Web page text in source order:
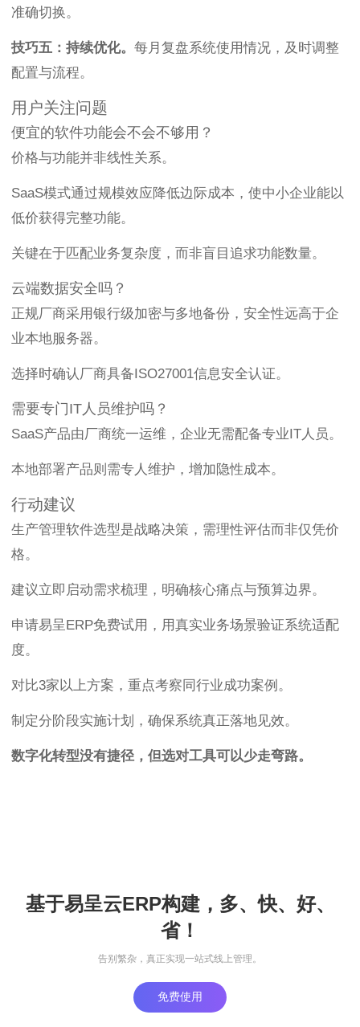
准确切换。
技巧五：持续优化。 每月复盘系统使用情况，及时调整
配置与流程。
用户关注问题
便宜的软件功能会不会不够用？
价格与功能并非线性关系。
SaaS模式通过规模效应降低边际成本，使中小企业能以
低价获得完整功能。
关键在于匹配业务复杂度，而非盲目追求功能数量。
云端数据安全吗？
正规厂商采用银行级加密与多地备份，安全性远高于企
业本地服务器。
选择时确认厂商具备ISO27001信息安全认证。
需要专门IT人员维护吗？
SaaS产品由厂商统一运维，企业无需配备专业IT人员。
本地部署产品则需专人维护，增加隐性成本。
行动建议
生产管理软件选型是战略决策，需理性评估而非仅凭价
格。
建议立即启动需求梳理，明确核心痛点与预算边界。
申请易呈ERP免费试用，用真实业务场景验证系统适配
度。
对比3家以上方案，重点考察同行业成功案例。
制定分阶段实施计划，确保系统真正落地见效。
数字化转型没有捷径，但选对工具可以少走弯路。
基于易呈云ERP构建，多、快、好、
省！
告别繁杂，真正实现一站式线上管理。
免费使用